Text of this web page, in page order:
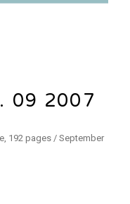
09 2007
192 pages / September